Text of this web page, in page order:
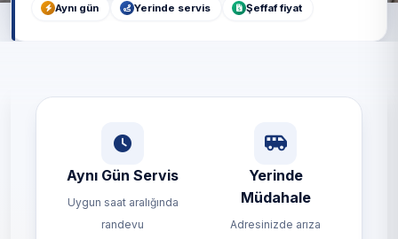
Aynı gün Yerinde servis Şeffaf fiyat
Aynı Gün Servis
Uygun saat aralığında
randevu
Yerinde
Müdahale
Adresinizde arıza